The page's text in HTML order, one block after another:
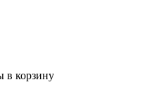
в корзину